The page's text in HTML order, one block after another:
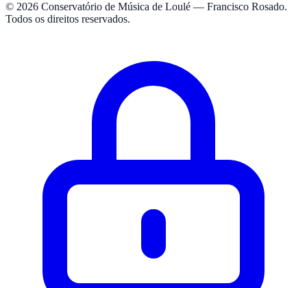
© 2026 Conservatório de Música de Loulé — Francisco Rosado.
Todos os direitos reservados.